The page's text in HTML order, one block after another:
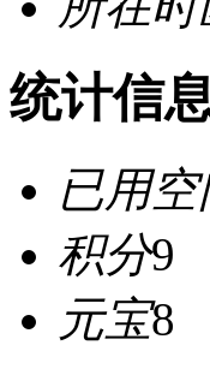
统计信
已用空
积分9
元宝8